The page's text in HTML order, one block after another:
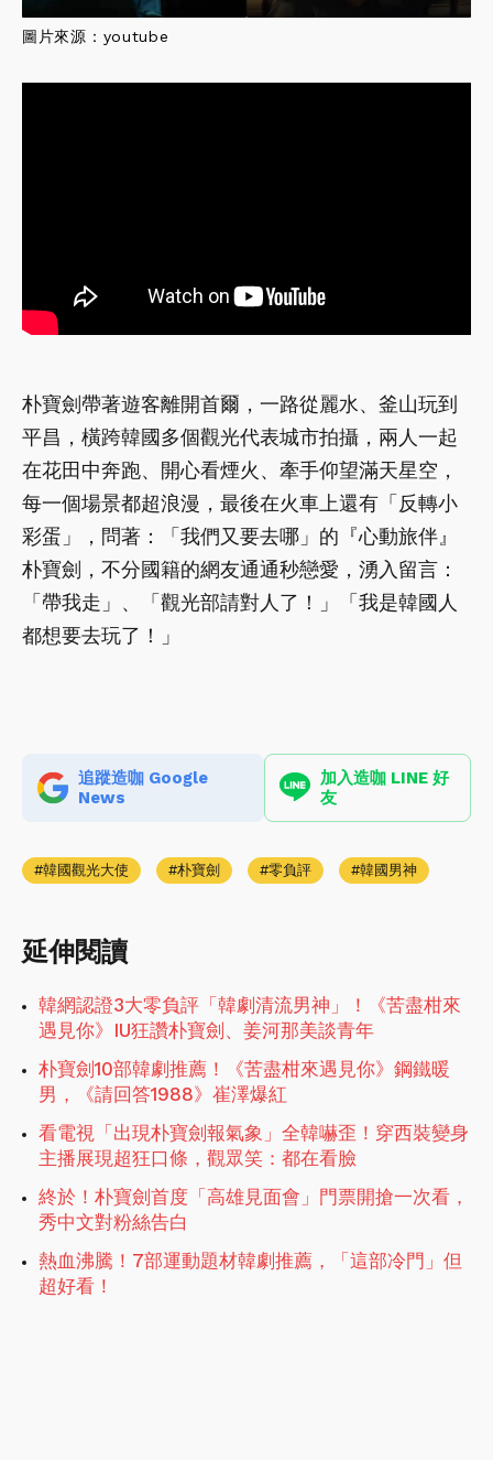
圖片來源： youtube
朴寶劍帶著遊客離開首爾，一路從麗水、釜山玩到
平昌，橫跨韓國多個觀光代表城市拍攝，兩人一起
在花田中奔跑、開心看煙火、牽手仰望滿天星空，
每一個場景都超浪漫，最後在火車上還有「反轉小
彩蛋」，問著：「我們又要去哪」的『心動旅伴』
朴寶劍，不分國籍的網友通通秒戀愛，湧入留言：
「帶我走」、「觀光部請對人了！」「我是韓國人
都想要去玩了！」
追蹤造咖 Google
News
加入造咖 LINE 好
友
韓國觀光大使 朴寶劍 零負評 韓國男神
延伸閱讀
韓網認證3大零負評「韓劇清流男神」！《苦盡柑來
遇見你》IU狂讚朴寶劍、姜河那美談青年
朴寶劍10部韓劇推薦！《苦盡柑來遇見你》鋼鐵暖
男，《請回答1988》崔澤爆紅
看電視「出現朴寶劍報氣象」全韓嚇歪！穿西裝變身
主播展現超狂口條，觀眾笑：都在看臉
終於！朴寶劍首度「高雄見面會」門票開搶一次看，
秀中文對粉絲告白
熱血沸騰！7部運動題材韓劇推薦，「這部冷門」但
超好看！